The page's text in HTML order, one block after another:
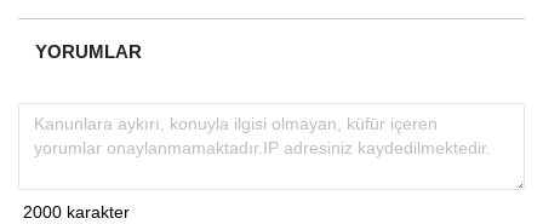
YORUMLAR